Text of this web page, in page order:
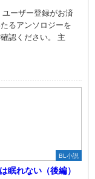
ーザー登録がお済
るアンソロジーを
認ください。 主
BL小説
眠れない（後編）